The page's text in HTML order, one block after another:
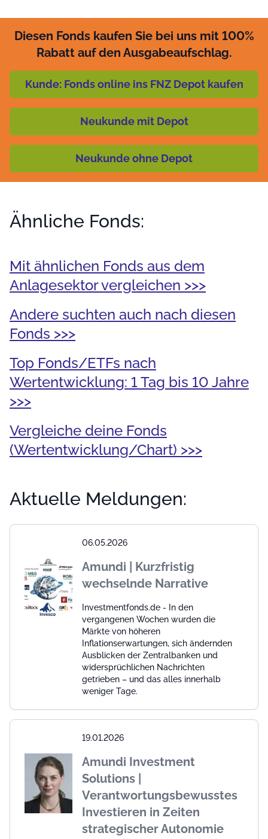
Diesen Fonds kaufen Sie bei uns mit 100%
Rabatt auf den Ausgabeaufschlag.
Kunde: Fonds online ins FNZ Depot kaufen
Neukunde mit Depot
Neukunde ohne Depot
Ähnliche Fonds:
Mit ähnlichen Fonds aus dem
Anlagesektor vergleichen >>>
Andere suchten auch nach diesen
Fonds >>>
Top Fonds/ETFs nach
Wertentwicklung: 1 Tag bis 10 Jahre
>>>
Vergleiche deine Fonds
(Wertentwicklung/Chart) >>>
Aktuelle Meldungen:
06.05.2026
Amundi | Kurzfristig
wechselnde Narrative
Investmentfonds.de - In den
vergangenen Wochen wurden die
Märkte von höheren
Inflationserwartungen, sich ändernden
Ausblicken der Zentralbanken und
widersprüchlichen Nachrichten
getrieben – und das alles innerhalb
weniger Tage.
19.01.2026
Amundi Investment
Solutions |
Verantwortungsbewusstes
Investieren in Zeiten
strategischer Autonomie